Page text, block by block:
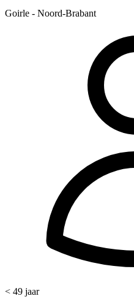
Goirle - Noord-Brabant
< 49 jaar